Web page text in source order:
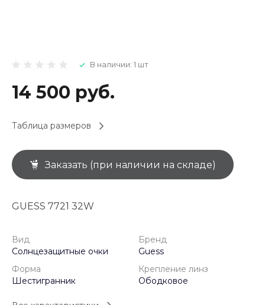
В наличии: 1 шт
14 500 руб.
Таблица размеров
Заказать (при наличии на складе)
GUESS 7721 32W
Вид
Солнцезащитные очки
Бренд
Guess
Форма
Шестигранник
Крепление линз
Ободковое